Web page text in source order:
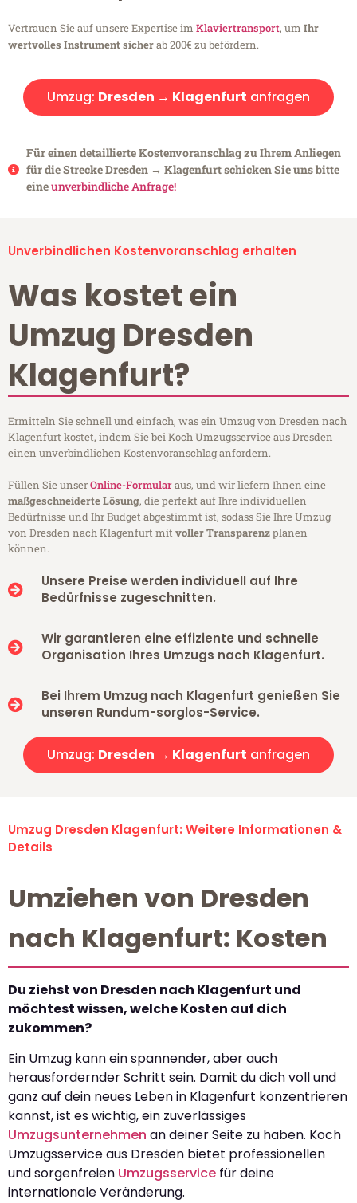
Vertrauen Sie auf unsere Expertise im Klaviertransport, um Ihr
wertvolles Instrument sicherab 200€ zu befördern.
Umzug: Dresden → Klagenfurt anfragen
Für einen detaillierte Kostenvoranschlag zu Ihrem Anliegen
für die Strecke Dresden → Klagenfurt schicken Sie uns bitte
eineunverbindliche Anfrage!
Unverbindlichen Kostenvoranschlag erhalten
Was kostet ein
Umzug Dresden
Klagenfurt?
Ermitteln Sie schnell und einfach, was ein Umzug von Dresden nach
Klagenfurt kostet, indem Sie bei Koch Umzugsservice aus Dresden
einen unverbindlichen Kostenvoranschlag anfordern.
Füllen Sie unserOnline-Formularaus, und wir liefern Ihnen eine
maßgeschneiderte Lösung, die perfekt auf Ihre individuellen
Bedürfnisse und Ihr Budget abgestimmt ist, sodass Sie Ihre Umzug
von Dresden nach Klagenfurt mitvoller Transparenzplanen
können.
Unsere Preise werden individuell auf Ihre
Bedürfnisse zugeschnitten.
Wir garantieren eine effiziente und schnelle
Organisation Ihres Umzugs nach Klagenfurt.
Bei Ihrem Umzug nach Klagenfurt genießen Sie
unseren Rundum-sorglos-Service.
Umzug: Dresden → Klagenfurt anfragen
Umzug Dresden Klagenfurt: Weitere Informationen &
Details
Umziehen von Dresden
nach Klagenfurt: Kosten
Du ziehst von Dresden nach Klagenfurt und
möchtest wissen, welche Kosten auf dich
zukommen?
Ein Umzug kann ein spannender, aber auch
herausfordernder Schritt sein. Damit du dich voll und
ganz auf dein neues Leben in Klagenfurt konzentrieren
kannst, ist es wichtig, ein zuverlässiges
Umzugsunternehmen an deiner Seite zu haben. Koch
Umzugsservice aus Dresden bietet professionellen
und sorgenfreien Umzugsservice für deine
internationale Veränderung.